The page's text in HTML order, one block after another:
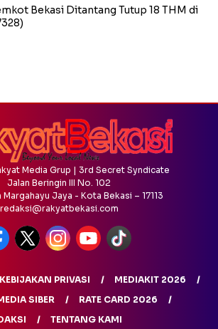
Bekasi Ditantang Tutup 18 THM di
Media Grup | 3rd Secret Syndicate
Jalan Beringin III No. 102
Margahayu Jaya - Kota Bekasi – 17113
redaksi@rakyatbekasi.com
KEBIJAKAN PRIVASI
MEDIAKIT 2026
SIBER
RATE CARD 2026
TENTANG KAMI